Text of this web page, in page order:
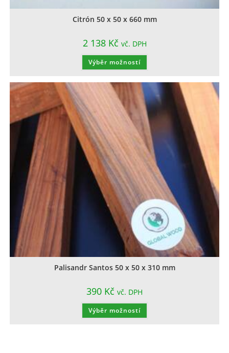
Citrón 50 x 50 x 660 mm
2 138 Kč vč. DPH
Výběr možností
Palisandr Santos 50 x 50 x 310 mm
390 Kč vč. DPH
Výběr možností